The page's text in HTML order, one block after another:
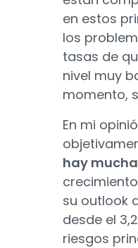
en estos
los
tasas de
nivel muy
momento,
En mi
hay
su outlook
desde el
riesgos